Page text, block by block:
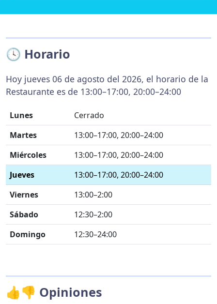
🕓 Horario
Hoy jueves 06 de agosto del 2026, el horario de la
Restaurante es de 13:00–17:00, 20:00–24:00
Lunes
Cerrado
Martes
13:00–17:00, 20:00–24:00
Miércoles
13:00–17:00, 20:00–24:00
Jueves
13:00–17:00, 20:00–24:00
Viernes
13:00–2:00
Sábado
12:30–2:00
Domingo
12:30–24:00
👍👎 Opiniones